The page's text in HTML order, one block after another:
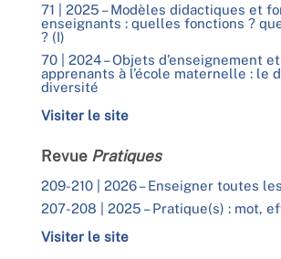
71 | 2025 – Modèles didactiques et
enseignants : quelles fonctions ?
? (I)
70 | 2024 – Objets d’enseignement
apprenants à l’école maternelle : le
diversité
Visiter le site
Revue Pratiques
209-210 | 2026 – Enseigner toutes
207-208 | 2025 – Pratique(s) : mot,
Visiter le site